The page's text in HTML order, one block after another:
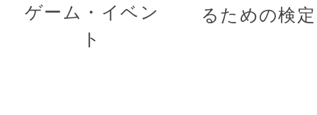
ゲーム・イベン
ト
るための検定